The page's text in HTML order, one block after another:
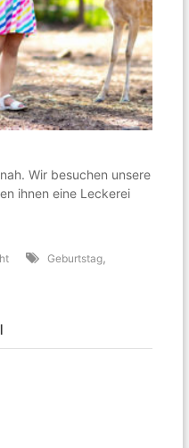
Wir besuchen unsere
ihnen eine Leckerei
Geburtstag,